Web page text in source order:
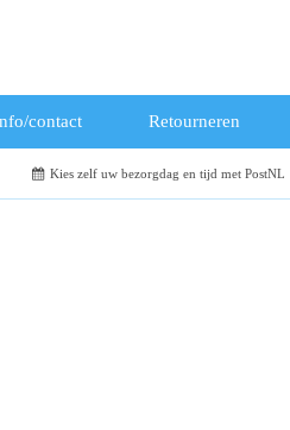
contact Retourneren
Kies zelf uw bezorgdag en tijd met PostNL